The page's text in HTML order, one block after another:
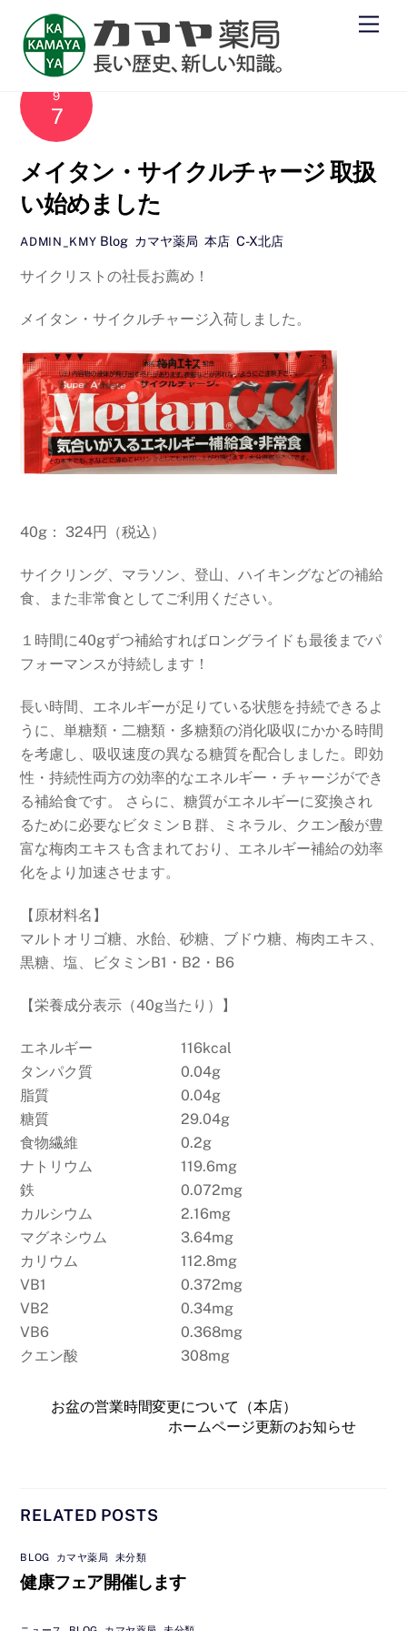
content
9
7
メイタン・サイクルチャージ 取扱
い始めました
ADMIN_KMY Blog カマヤ薬局 ,本店 ,C-X北店
サイクリストの社長お薦め！
メイタン・サイクルチャージ入荷しました。
40g： 324円（税込）
サイクリング、マラソン、登山、ハイキングなどの補給
食、また非常食としてご利用ください。
１時間に40gずつ補給すればロングライドも最後までパ
フォーマンスが持続します！
長い時間、エネルギーが足りている状態を持続できるよ
うに、単糖類・二糖類・多糖類の消化吸収にかかる時間
を考慮し、吸収速度の異なる糖質を配合しました。即効
性・持続性両方の効率的なエネルギー・チャージができ
る補給食です。 さらに、糖質がエネルギーに変換され
るために必要なビタミンＢ群、ミネラル、クエン酸が豊
富な梅肉エキスも含まれており、エネルギー補給の効率
化をより加速させます。
【原材料名】
マルトオリゴ糖、水飴、砂糖、ブドウ糖、梅肉エキス、
黒糖、塩、ビタミンB1・B2・B6
【栄養成分表示（40g当たり）】
エネルギー
116kcal
タンパク質
0.04g
脂質
0.04g
糖質
29.04g
食物繊維
0.2g
ナトリウム
119.6mg
鉄
0.072mg
カルシウム
2.16mg
マグネシウム
3.64mg
カリウム
112.8mg
VB1
0.372mg
VB2
0.34mg
VB6
0.368mg
クエン酸
308mg
お盆の営業時間変更について（本店）
ホームページ更新のお知らせ
RELATED POSTS
BLOG カマヤ薬局 未分類
健康フェア開催します